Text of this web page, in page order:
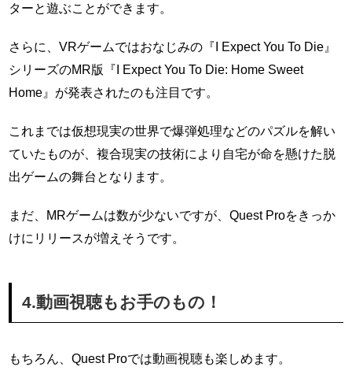
ターと遊ぶことができます。
さらに、VRゲームではおなじみの『I Expect You To Die』
シリーズのMR版『I Expect You To Die: Home Sweet
Home』が発表されたのも注目です。
これまでは仮想現実の世界で爆弾処理などのパズルを解い
ていたものが、複合現実の技術により自宅が命を懸けた脱
出ゲームの舞台となります。
まだ、MRゲームは数が少ないですが、Quest Proをきっか
けにリリースが増えそうです。
4.動画視聴もお手のもの！
もちろん、Quest Proでは動画視聴も楽しめます。